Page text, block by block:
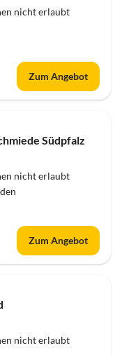
nicht erlaubt
Zum Angebot
Südpfalz
nicht erlaubt
Zum Angebot
nicht erlaubt